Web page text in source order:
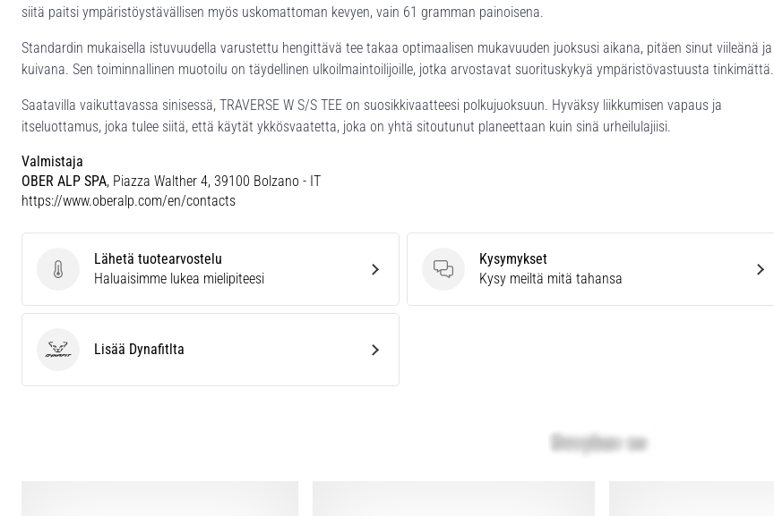
siitä paitsi ympäristöystävällisen myös uskomattoman kevyen, vain 61 gramman painoisena.
Standardin mukaisella istuvuudella varustettu hengittävä tee takaa optimaalisen mukavuuden juoksusi aikana, pitäen sinut viileänä ja
kuivana. Sen toiminnallinen muotoilu on täydellinen ulkoilmaintoilijoille, jotka arvostavat suorituskykyä ympäristövastuusta tinkimättä.
Saatavilla vaikuttavassa sinisessä, TRAVERSE W S/S TEE on suosikkivaatteesi polkujuoksuun. Hyväksy liikkumisen vapaus ja
itseluottamus, joka tulee siitä, että käytät ykkösvaatetta, joka on yhtä sitoutunut planeettaan kuin sinä urheilulajiisi.
Valmistaja
OBER ALP SPA, Piazza Walther 4, 39100 Bolzano - IT
https://www.oberalp.com/en/contacts
Lähetä tuotearvostelu
Lähetä tuotearvostelu
Haluaisimme lukea mielipiteesi
Kysymykset
Kysymykset
Kysy meiltä mitä tahansa
DynafitLisää Dynafitlta